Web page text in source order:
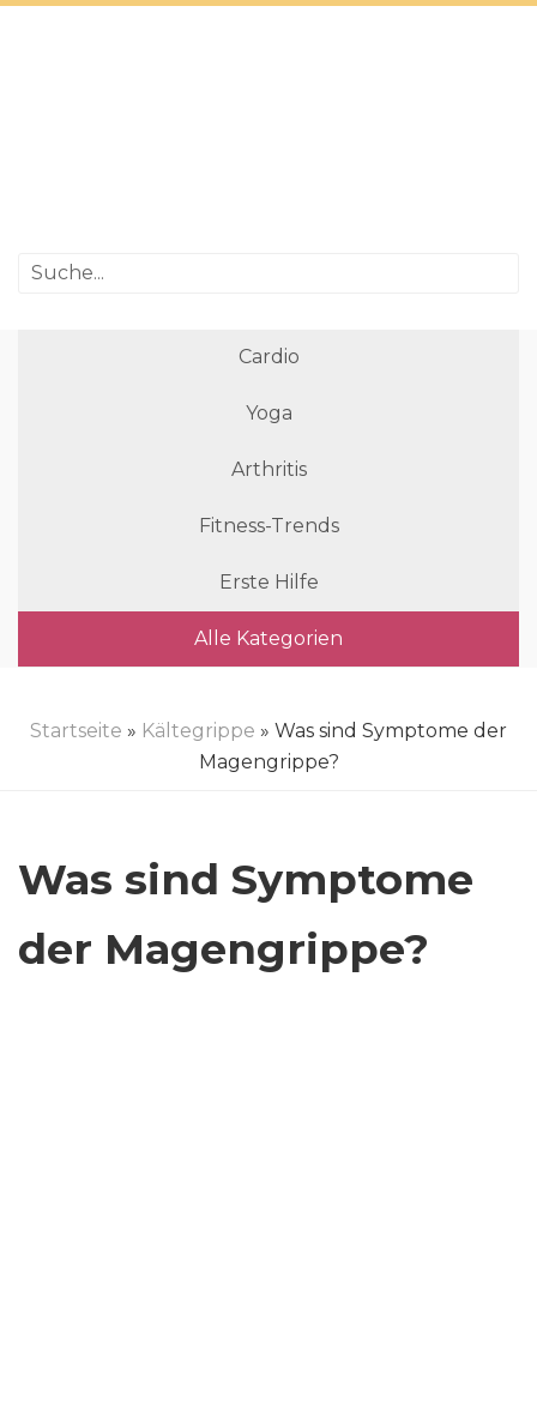
Cardio
Yoga
Arthritis
Fitness-Trends
Erste Hilfe
Alle Kategorien
Startseite » Kältegrippe » Was sind Symptome der
Magengrippe?
Was sind Symptome
der Magengrippe?